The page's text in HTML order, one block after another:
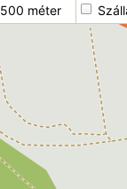
500 méter